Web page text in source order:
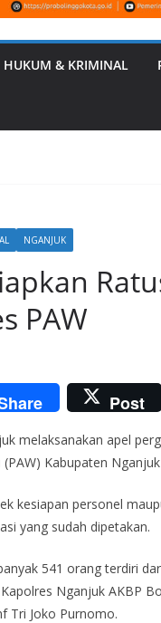
HUKUM & KRIMINAL
NGANJUK
PAW
Post
melaksanakan apel
Kabupaten
kesiapan personel
yang sudah dipetakan.
541 orang terdiri
Nganjuk AKBP
Tri Joko Purnomo.